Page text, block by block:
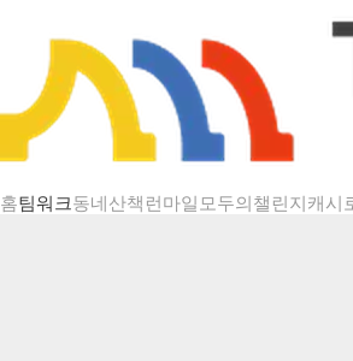
홈팀워크동네산책 런마일모두의챌린지캐시
챌린지 상세